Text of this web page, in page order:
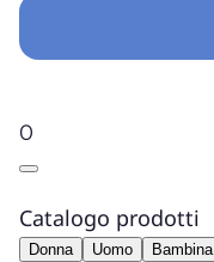
0
Catalogo prodotti
Donna Uomo Bambina